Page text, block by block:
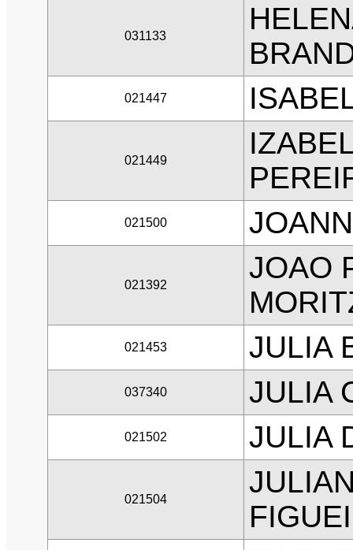
031133
021447
021449
021500
021392
JOAO
021453 JULIA
037340 JULIA
021502 JULIA
021504